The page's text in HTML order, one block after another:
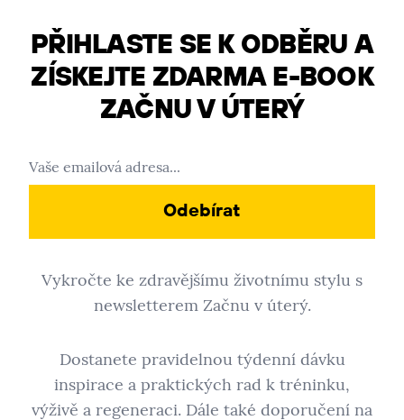
PŘIHLASTE SE K ODBĚRU A
ZÍSKEJTE ZDARMA E-BOOK
ZAČNU V ÚTERÝ
Odebírat
Vykročte ke zdravějšímu životnímu stylu s
newsletterem Začnu v úterý.
Dostanete pravidelnou týdenní dávku
inspirace a praktických rad k tréninku,
výživě a regeneraci. Dále také doporučení na